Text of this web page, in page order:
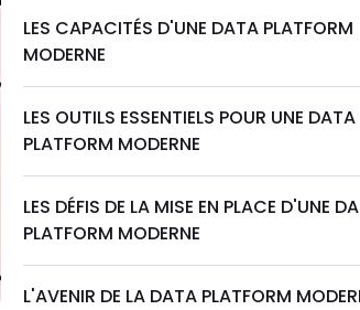
LES CAPACITÉS D'UNE DATA PLATFORM
MODERNE
LES OUTILS ESSENTIELS POUR UNE DATA
PLATFORM MODERNE
LES DÉFIS DE LA MISE EN PLACE D'UNE
PLATFORM MODERNE
L'AVENIR DE LA DATA PLATFORM